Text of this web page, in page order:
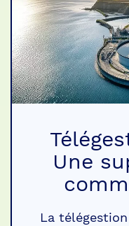
Une
La